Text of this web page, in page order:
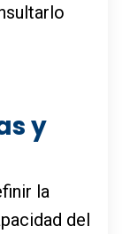
y
la
del